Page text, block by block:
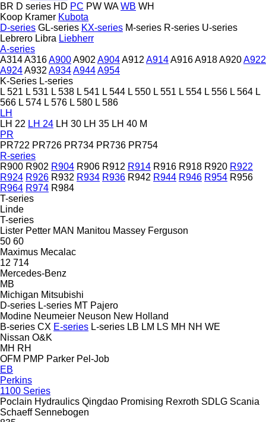
BR D series HD PC PW WA WB WH
Koop Kramer Kubota
D-series GL-series KX-series M-series R-series U-series
Lebrero Libra Liebherr
A-series
A314A316A900A902 A904A912 A914A916A918A920A922
A924A932 A934A944A954
K-Series L-series
L 521 L 531 L 538 L 541 L 544 L 550 L 551 L 554 L 556 L 564 L
566 L 574 L 576 L 580 L 586
LH
LH 22 LH 24 LH 30 LH 35 LH 40 M
PR
PR722 PR726 PR734 PR736 PR754
R-series
R900 R902 R904 R906 R912 R914 R916 R918 R920 R922
R924 R926 R932 R934 R936 R942 R944 R946 R954 R956
R964 R974 R984
T-series
Linde
T-series
Lister Petter MAN Manitou Massey Ferguson
50 60
Maximus Mecalac
12 714
Mercedes-Benz
MB
Michigan Mitsubishi
D-series L-series MT Pajero
Modine Neumeier Neuson New Holland
B-series CX E-series L-series LB LM LS MH NH WE
Nissan O&K
MH RH
OFM PMP Parker Pel-Job
EB
Perkins
1100 Series
Poclain Hydraulics Qingdao Promising Rexroth SDLG Scania
Schaeff Sennebogen